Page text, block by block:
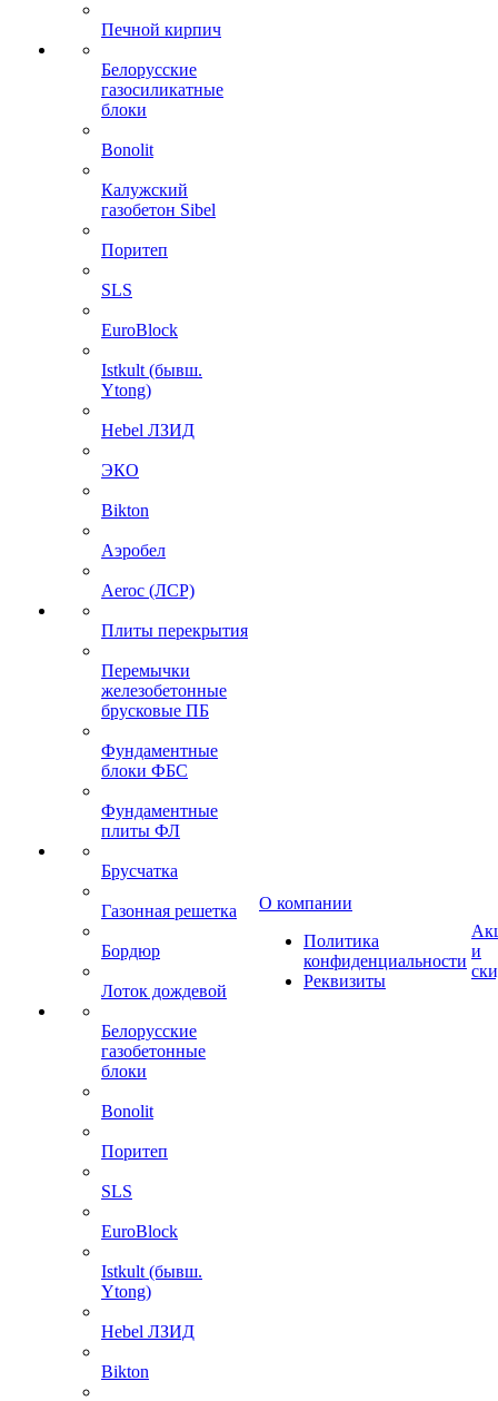
Печной кирпич
Белорусские
газосиликатные
блоки
Bonolit
Калужский
газобетон Sibel
Поритеп
SLS
EuroBlock
Istkult (бывш.
Ytong)
Hebel ЛЗИД
ЭКО
Bikton
Аэробел
Aeroc (ЛСР)
Плиты перекрытия
Перемычки
железобетонные
брусковые ПБ
Фундаментные
блоки ФБС
Фундаментные
плиты ФЛ
Брусчатка
Газонная решетка
Бордюр
Лоток дождевой
Белорусские
газобетонные
блоки
Bonolit
Поритеп
SLS
EuroBlock
Istkult (бывш.
Ytong)
Hebel ЛЗИД
Bikton
О компании
Политика
конфиденциальности
Реквизиты
и